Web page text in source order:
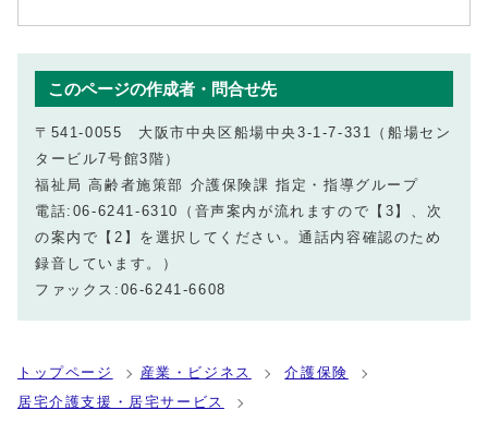
このページの作成者・問合せ先
〒541-0055 大阪市中央区船場中央3-1-7-331（船場セン
タービル7号館3階）
福祉局 高齢者施策部 介護保険課 指定・指導グループ
電話:06-6241-6310（音声案内が流れますので【3】、次
の案内で【2】を選択してください。通話内容確認のため
録音しています。）
ファックス:06-6241-6608
トップページ 産業・ビジネス
介護保険
居宅介護支援・居宅サービス